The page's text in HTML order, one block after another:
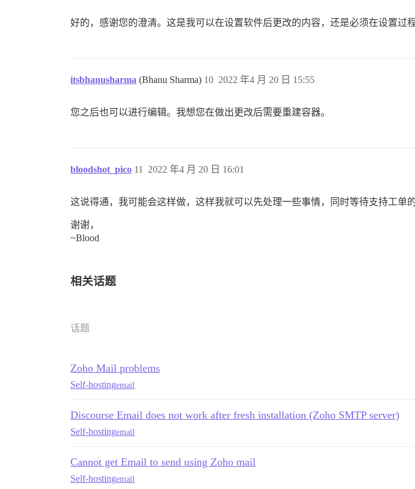
好的，感谢您的澄清。这是我可以在设置软件后更改的内容，还是必须在设置过程
itsbhanusharma (Bhanu Sharma) 2022 年4 月 20 日 15:55
10
您之后也可以进行编辑。我想您在做出更改后需要重建容器。
bloodshot_pico 2022 年4 月 20 日 16:01
11
这说得通，我可能会这样做，这样我就可以先处理一些事情，同时等待支持工单
谢谢，
~Blood
相关话题
话题
Zoho Mail problems
Self-hostingemail
Discourse Email does not work after fresh installation (Zoho SMTP server)
Self-hostingemail
Cannot get Email to send using Zoho mail
Self-hostingemail